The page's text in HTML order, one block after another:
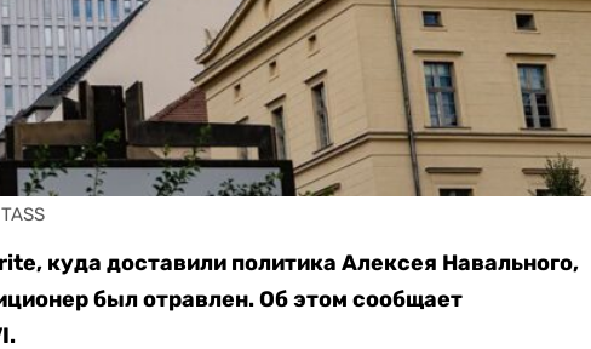
куда доставили политика Алексея Навального,
был отравлен. Об этом сообщает